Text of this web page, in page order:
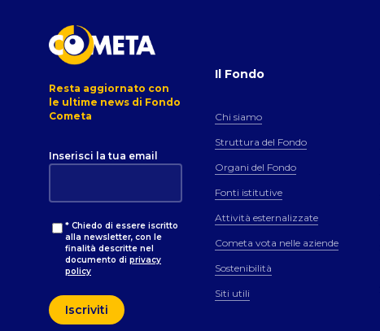
Resta aggiornato con
le ultime news di Fondo
Cometa
Inserisci la tua email
* Chiedo di essere iscritto
alla newsletter, con le
finalità descritte nel
documento di privacy
policy
Il Fondo
Chi siamo
Struttura del Fondo
Organi del Fondo
Fonti istitutive
Attività esternalizzate
Cometa vota nelle aziende
Sostenibilità
Siti utili